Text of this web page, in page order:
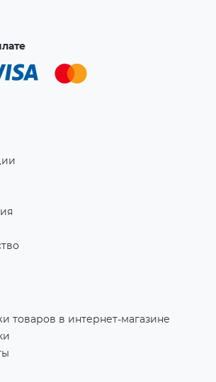
товаров в интернет-магазине